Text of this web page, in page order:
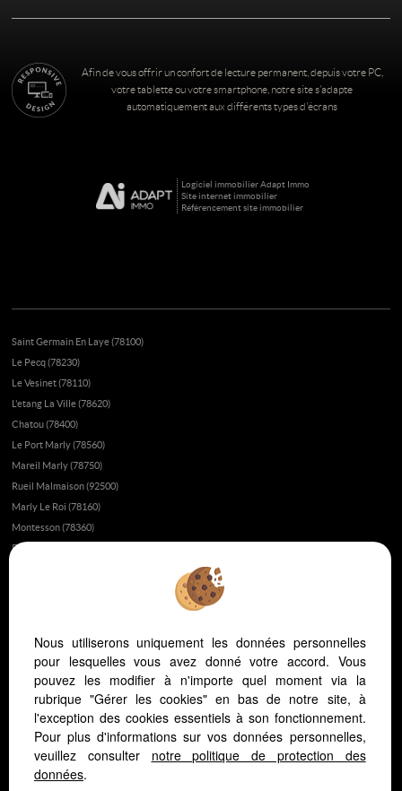
Afin de vous offrir un confort de lecture permanent, depuis votre PC,
votre tablette ou votre smartphone, notre site s’adapte
automatiquement aux différents types d'écrans
Logiciel immobilier Adapt Immo
Site internet immobilier
Référencement site immobilier
Saint Germain En Laye (78100)
Le Pecq (78230)
Le Vesinet (78110)
L'etang La Ville (78620)
Chatou (78400)
Le Port Marly (78560)
Mareil Marly (78750)
Rueil Malmaison (92500)
Marly Le Roi (78160)
Montesson (78360)
Poissy (78300)
Fait-il bon vivre à Saint-Germain-en-Laye?
L’immobilier au Vésinet
L’immobilier à Saint-Germain-en-Laye
L’immobilier dans les yvelines
Vivre dans les yvelines ou à Paris ?
L'hopital Saint Germain en Laye
L'immobilier au Pecq
Nous utiliserons uniquement les données personnelles
pour lesquelles vous avez donné votre accord. Vous
pouvez les modifier à n'importe quel moment via la
rubrique "Gérer les cookies" en bas de notre site, à
l'exception des cookies essentiels à son fonctionnement.
Pour plus d'informations sur vos données personnelles,
veuillez consulter notre politique de protection des
données.